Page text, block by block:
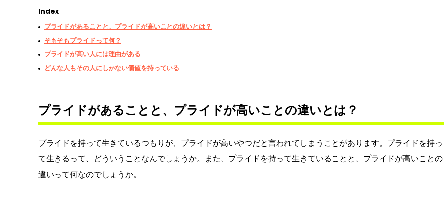
Index
プライドがあることと、プライドが高いことの違いとは？
そもそもプライドって何？
プライドが高い人には理由がある
どんな人もその人にしかない価値を持っている
プライドがあることと、プライドが高いことの違いとは？
プライドを持って生きているつもりが、プライドが高いやつだと言われてしまうことがあります。プライドを持っ
て生きるって、どういうことなんでしょうか。また、プライドを持って生きていることと、プライドが高いことの
違いって何なのでしょうか。